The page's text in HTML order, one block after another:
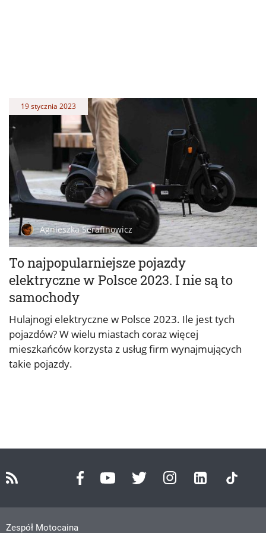
To najpopularniejsze pojazdy
elektryczne w Polsce 2023. I nie są to
samochody
19 stycznia 2023
Agnieszka Serafinowicz
Hulajnogi elektryczne w Polsce 2023. Ile jest tych
pojazdów? W wielu miastach coraz więcej
mieszkańców korzysta z usług firm wynajmujących
takie pojazdy.
Zespół Motocaina